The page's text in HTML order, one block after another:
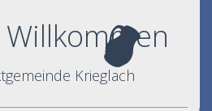
Krieglach